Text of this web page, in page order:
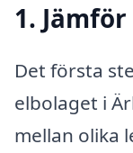
1.
Det första
elbolaget i
mellan olika